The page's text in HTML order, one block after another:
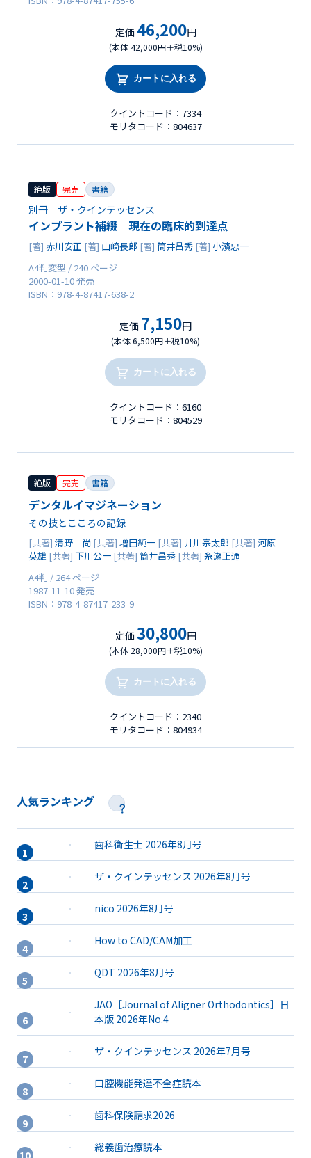
定価 46,200円
(本体 42,000円＋税10%)
カートに入れる
クイントコード：7334
モリタコード：804637
絶版 完売 書籍
別冊 ザ・クインテッセンス
インプラント補綴 現在の臨床的到達点
[著] 赤川安正 [著] 山崎長郎 [著] 筒井昌秀 [著] 小濱忠一
A4判変型 / 240 ページ
2000-01-10 発売
ISBN：978-4-87417-638-2
定価 7,150円
(本体 6,500円＋税10%)
カートに入れる
クイントコード：6160
モリタコード：804529
絶版 完売 書籍
デンタルイマジネーション
その技とこころの記録
[共著] 清野 尚 [共著] 増田純一 [共著] 井川宗太郎 [共著] 河原
英雄 [共著] 下川公一 [共著] 筒井昌秀 [共著] 糸瀬正通
A4判 / 264 ページ
1987-11-10 発売
ISBN：978-4-87417-233-9
定価 30,800円
(本体 28,000円＋税10%)
カートに入れる
クイントコード：2340
モリタコード：804934
人気ランキング
歯科衛生士 2026年8月号
ザ・クインテッセンス 2026年8月号
nico 2026年8月号
How to CAD/CAM加工
QDT 2026年8月号
JAO［Journal of Aligner Orthodontics］日
本版 2026年No.4
ザ・クインテッセンス 2026年7月号
口腔機能発達不全症読本
歯科保険請求2026
総義歯治療読本